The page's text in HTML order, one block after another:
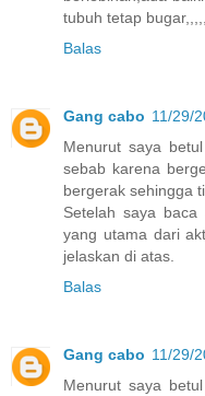
tubuh tetap
Balas
Gang cabo 11/29/
Menurut saya
sebab karena
bergerak sehingga
Setelah saya
yang utama dari
jelaskan di atas.
Balas
Gang cabo 11/29/
Menurut saya